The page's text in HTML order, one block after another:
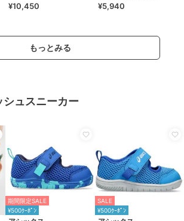
¥10,450 ¥5,940
もっとみる
ュスニーカー
期間限定SALE
¥500ｸｰﾎﾟﾝ
SALE
¥500ｸｰﾎﾟﾝ